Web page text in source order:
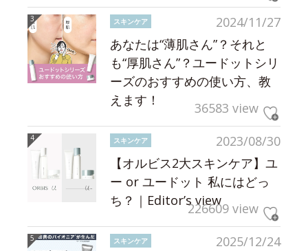
2024/11/27
スキンケア
あなたは“薄肌さん”？それと
も“厚肌さん”？ユードットシリ
ーズのおすすめの使い方、教
えます！
36583 view
2023/08/30
スキンケア
【オルビス2大スキンケア】ユ
ー or ユードット 私にはどっ
ち？｜Editor’s view226609 view
2025/12/24
スキンケア